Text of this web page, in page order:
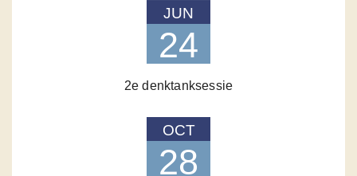
JUN
24
2e denktanksessie
OCT
28